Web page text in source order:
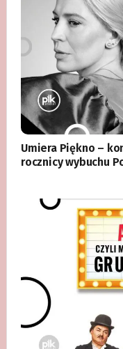
Umiera Piękno –
rocznicy wybuchu